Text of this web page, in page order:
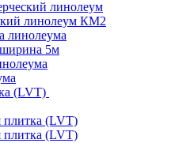
линолеум
линолеум КМ2
линолеума
5м
(LVT)
плитка (LVT)
плитка (LVT)